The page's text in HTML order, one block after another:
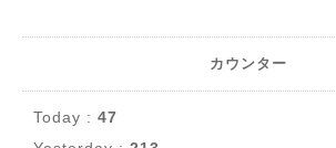
カウンター
Today : 47